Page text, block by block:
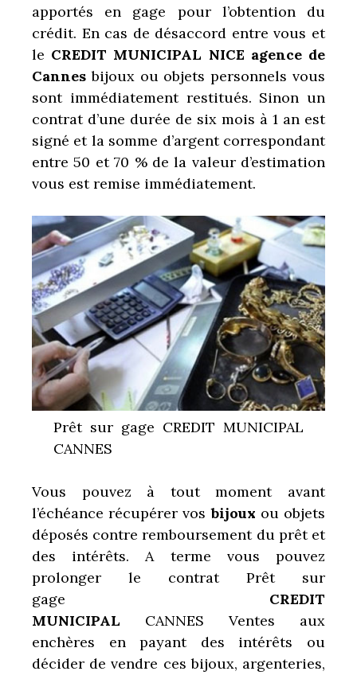
apportés en gage pour l’obtention du
crédit. En cas de désaccord entre vous et
le CREDIT MUNICIPAL NICE agence de
Cannes bijoux ou objets personnels vous
sont immédiatement restitués. Sinon un
contrat d’une durée de six mois à 1 an est
signé et la somme d’argent correspondant
entre 50 et 70 % de la valeur d’estimation
vous est remise immédiatement.
Prêt sur gage CREDIT MUNICIPAL
CANNES
Vous pouvez à tout moment avant
l’échéance récupérer vos bijoux ou objets
déposés contre remboursement du prêt et
des intérêts. A terme vous pouvez
prolonger le contrat Prêt sur
gage
CREDIT
MUNICIPAL CANNES
Ventes aux
enchères en payant des intérêts ou
décider de vendre ces bijoux, argenteries,